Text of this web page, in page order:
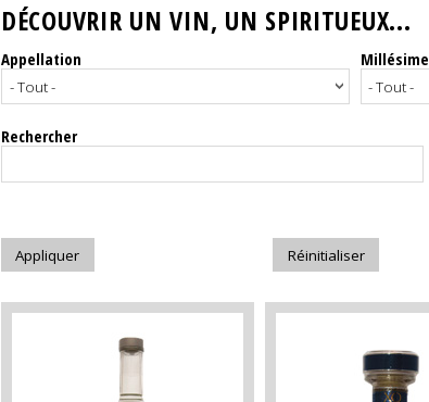
DÉCOUVRIR UN VIN, UN SPIRITUEUX...
Appellation Millésime
Rechercher